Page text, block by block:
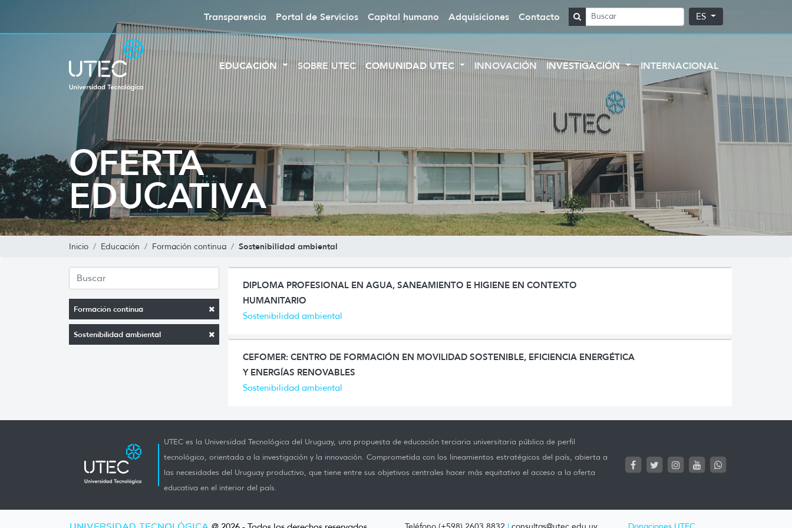
Transparencia Portal de Servicios Capital humano Adquisiciones Contacto ES
EDUCACIÓN SOBRE UTEC COMUNIDAD UTEC INNOVACIÓN INVESTIGACIÓN INTERNACIONAL
OFERTA
EDUCATIVA
Inicio Educación Formación continua Sostenibilidad ambiental
Formación continua
Sostenibilidad ambiental
DIPLOMA PROFESIONAL EN AGUA, SANEAMIENTO E HIGIENE EN CONTEXTO
HUMANITARIO
Sostenibilidad ambiental
CEFOMER: CENTRO DE FORMACIÓN EN MOVILIDAD SOSTENIBLE, EFICIENCIA ENERGÉTICA
Y ENERGÍAS RENOVABLES
Sostenibilidad ambiental
UTEC es la Universidad Tecnológica del Uruguay, una propuesta de educación terciaria universitaria pública de perfil
tecnológico, orientada a la investigación y la innovación. Comprometida con los lineamientos estratégicos del país, abierta a
las necesidades del Uruguay productivo, que tiene entre sus objetivos centrales hacer más equitativo el acceso a la oferta
educativa en el interior del país.